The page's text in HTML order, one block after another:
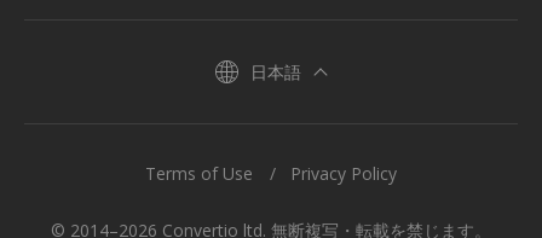
日本語
© 2014–2026 Convertio ltd. 無断複写・転載を禁じます。
Terms of Use Privacy Policy